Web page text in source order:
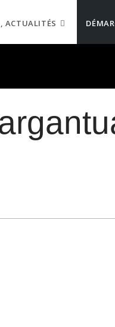
ACTUALITÉS